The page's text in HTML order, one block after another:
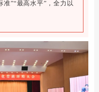
准”“最高水平”，全力以